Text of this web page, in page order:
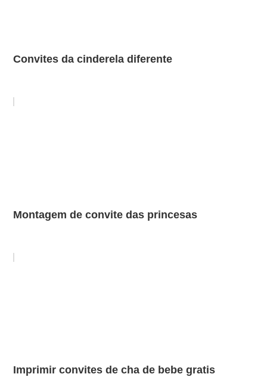
Convites da cinderela diferente
Montagem de convite das princesas
Imprimir convites de cha de bebe gratis